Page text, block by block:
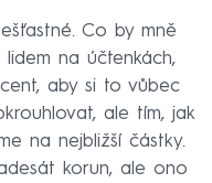
Co by mně
na účtenkách,
aby si to vůbec
ale tím, jak
na nejbližší částky.
korun, ale ono